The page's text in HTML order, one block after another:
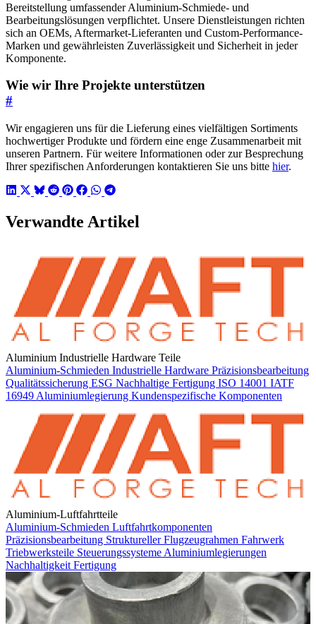
Bereitstellung umfassender Aluminium-Schmiede- und
Bearbeitungslösungen verpflichtet. Unsere Dienstleistungen richten
sich an OEMs, Aftermarket-Lieferanten und Custom-Performance-
Marken und gewährleisten Zuverlässigkeit und Sicherheit in jeder
Komponente.
Wie wir Ihre Projekte unterstützen
#
Wir engagieren uns für die Lieferung eines vielfältigen Sortiments
hochwertiger Produkte und fördern eine enge Zusammenarbeit mit
unseren Partnern. Für weitere Informationen oder zur Besprechung
Ihrer spezifischen Anforderungen kontaktieren Sie uns bitte hier.
Verwandte Artikel
Aluminium Industrielle Hardware Teile
Aluminium-Schmieden Industrielle Hardware Präzisionsbearbeitung
Qualitätssicherung ESG Nachhaltige Fertigung ISO 14001 IATF
16949 Aluminiumlegierung Kundenspezifische Komponenten
Aluminium-Luftfahrtteile
Aluminium-Schmieden Luftfahrtkomponenten
Präzisionsbearbeitung Struktureller Flugzeugrahmen Fahrwerk
Triebwerksteile Steuerungssysteme Aluminiumlegierungen
Nachhaltigkeit Fertigung